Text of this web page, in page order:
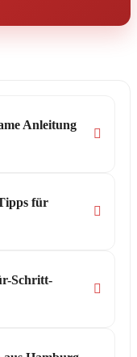
Anleitung
für
Schritt-